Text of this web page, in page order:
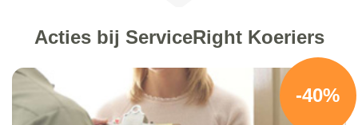
Acties bij ServiceRight Koeriers
-40%